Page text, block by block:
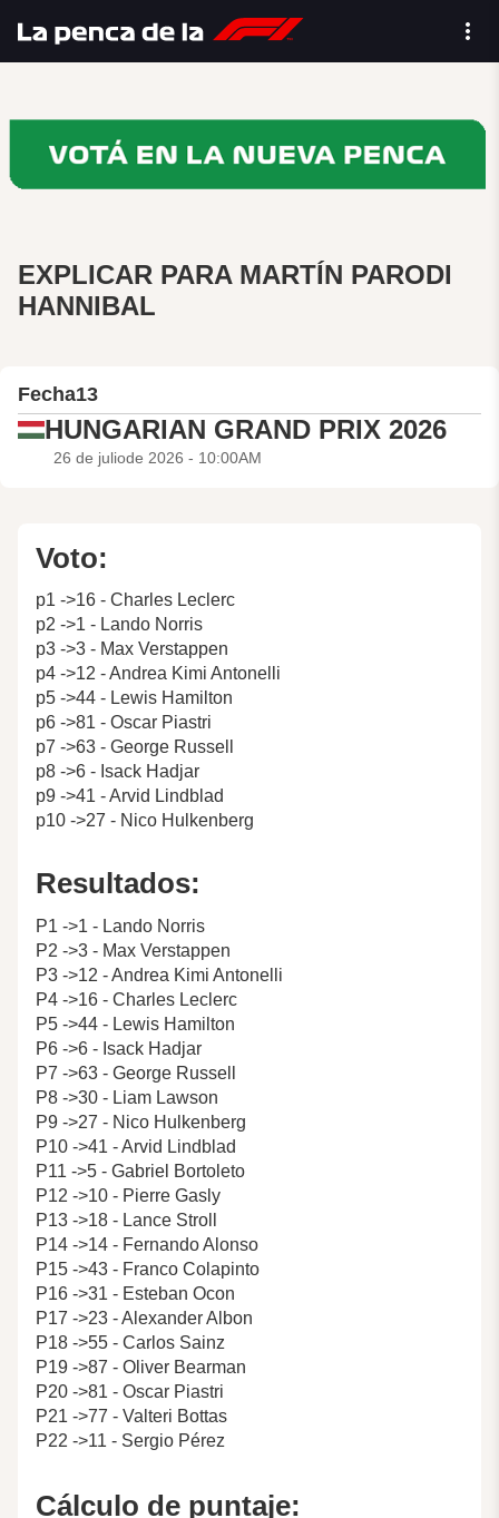
EXPLICAR PARA MARTÍN PARODI
HANNIBAL
Fecha13
HUNGARIAN GRAND PRIX 2026
26 de juliode 2026 - 10:00AM
Voto:
p1 ->16 - Charles Leclerc
p2 ->1 - Lando Norris
p3 ->3 - Max Verstappen
p4 ->12 - Andrea Kimi Antonelli
p5 ->44 - Lewis Hamilton
p6 ->81 - Oscar Piastri
p7 ->63 - George Russell
p8 ->6 - Isack Hadjar
p9 ->41 - Arvid Lindblad
p10 ->27 - Nico Hulkenberg
Resultados:
P1 ->1 - Lando Norris
P2 ->3 - Max Verstappen
P3 ->12 - Andrea Kimi Antonelli
P4 ->16 - Charles Leclerc
P5 ->44 - Lewis Hamilton
P6 ->6 - Isack Hadjar
P7 ->63 - George Russell
P8 ->30 - Liam Lawson
P9 ->27 - Nico Hulkenberg
P10 ->41 - Arvid Lindblad
P11 ->5 - Gabriel Bortoleto
P12 ->10 - Pierre Gasly
P13 ->18 - Lance Stroll
P14 ->14 - Fernando Alonso
P15 ->43 - Franco Colapinto
P16 ->31 - Esteban Ocon
P17 ->23 - Alexander Albon
P18 ->55 - Carlos Sainz
P19 ->87 - Oliver Bearman
P20 ->81 - Oscar Piastri
P21 ->77 - Valteri Bottas
P22 ->11 - Sergio Pérez
Cálculo de puntaje: